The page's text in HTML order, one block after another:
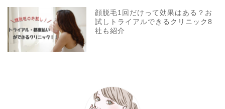
顔脱毛1回だけって効果はある？お
試しトライアルできるクリニック8
社も紹介